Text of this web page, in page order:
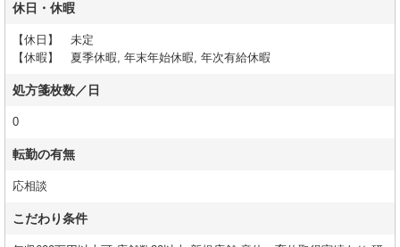
休日・休暇
【休日】 未定
【休暇】 夏季休暇, 年末年始休暇, 年次有給休暇
処方箋枚数／日
0
転勤の有無
応相談
こだわり条件